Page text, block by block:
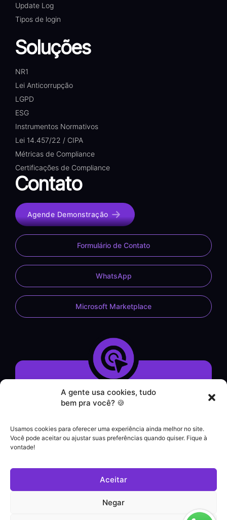
A gente usa cookies, tudo
bem pra você? 🍪
Usamos cookies para oferecer uma experiência ainda melhor no site.
Você pode aceitar ou ajustar suas preferências quando quiser. Fique à
vontade!
Aceitar
Negar
Update Log
Tipos de login
Soluções
NR1
Lei Anticorrupção
LGPD
ESG
Instrumentos Normativos
Lei 14.457/22 / CIPA
Métricas de Compliance
Certificações de Compliance
Contato
Agende Demonstração
Formulário de Contato
WhatsApp
Microsoft Marketplace
Demonstração do Sistema
Formulário de Contato
Helpdesk
|
Suporte a clientes
(21) 3180-0616